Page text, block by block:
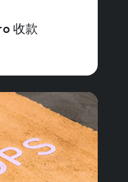
收款